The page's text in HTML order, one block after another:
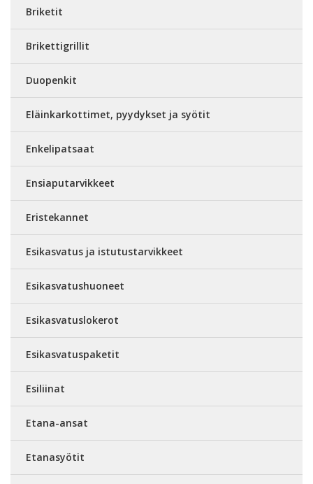
Briketit
Brikettigrillit
Duopenkit
Eläinkarkottimet, pyydykset ja syötit
Enkelipatsaat
Ensiaputarvikkeet
Eristekannet
Esikasvatus ja istutustarvikkeet
Esikasvatushuoneet
Esikasvatuslokerot
Esikasvatuspaketit
Esiliinat
Etana-ansat
Etanasyötit